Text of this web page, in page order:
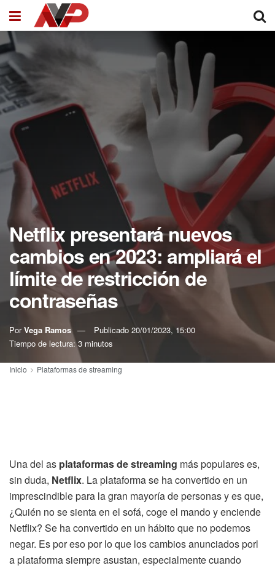
Netflix presentará nuevos
cambios en 2023: ampliará el
límite de restricción de
contraseñas
Por Vega Ramos Publicado 20/01/2023, 15:00
Tiempo de lectura: 3 minutos
Inicio Plataformas de streaming
Una del as plataformas de streaming más populares es,
sin duda, Netflix. La plataforma se ha convertido en un
imprescindible para la gran mayoría de personas y es que,
¿Quién no se sienta en el sofá, coge el mando y enciende
Netflix? Se ha convertido en un hábito que no podemos
negar. Es por eso por lo que los cambios anunciados porl
a plataforma siempre asustan, especialmente cuando